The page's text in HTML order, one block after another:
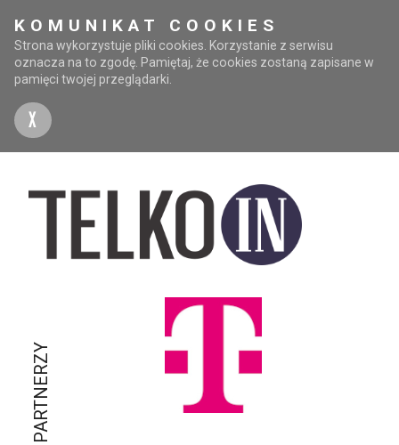
KOMUNIKAT COOKIES
Strona wykorzystuje pliki cookies. Korzystanie z serwisu
oznacza na to zgodę. Pamiętaj, że cookies zostaną zapisane w
pamięci twojej przeglądarki.
X
PARTNERZY